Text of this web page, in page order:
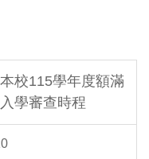
本校115學年度額滿
學審查時程